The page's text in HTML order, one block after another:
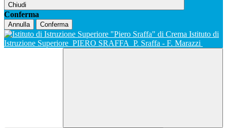
Chiudi
Conferma
Annulla Conferma
Istituto di
Istruzione Superiore PIERO SRAFFA P. Sraffa - F. Marazzi